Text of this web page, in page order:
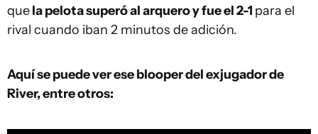
quela pelota superó al arquero y fue el 2-1 para el
rival cuando iban 2 minutos de adición.
Aquí se puede ver ese blooper del exjugador de
River, entre otros: